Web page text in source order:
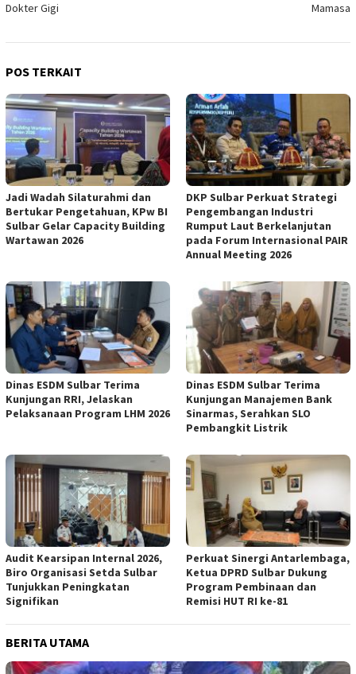
Dokter Gigi
Mamasa
POS TERKAIT
Jadi Wadah Silaturahmi dan
Bertukar Pengetahuan, KPw BI
Sulbar Gelar Capacity Building
Wartawan 2026
DKP Sulbar Perkuat Strategi
Pengembangan Industri
Rumput Laut Berkelanjutan
pada Forum Internasional PAIR
Annual Meeting 2026
Dinas ESDM Sulbar Terima
Kunjungan RRI, Jelaskan
Pelaksanaan Program LHM 2026
Dinas ESDM Sulbar Terima
Kunjungan Manajemen Bank
Sinarmas, Serahkan SLO
Pembangkit Listrik
Audit Kearsipan Internal 2026,
Biro Organisasi Setda Sulbar
Tunjukkan Peningkatan
Signifikan
Perkuat Sinergi Antarlembaga,
Ketua DPRD Sulbar Dukung
Program Pembinaan dan
Remisi HUT RI ke-81
BERITA UTAMA